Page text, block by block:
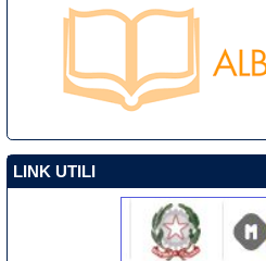
LINK UTILI